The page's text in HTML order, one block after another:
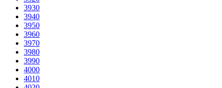
3930
3940
3950
3960
3970
3980
3990
4000
4010